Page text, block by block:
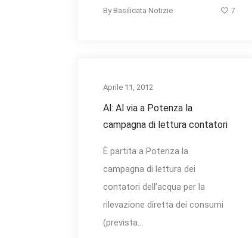
By Basilicata Notizie 7
Aprile 11, 2012
Al: Al via a Potenza la
campagna di lettura contatori
È partita a Potenza la
campagna di lettura dei
contatori dell’acqua per la
rilevazione diretta dei consumi
(prevista...